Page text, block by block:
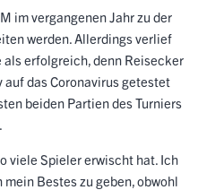
im vergangenen Jahr zu der
werden. Allerdings verlief
als erfolgreich, denn Reisecker
das Coronavirus getestet
beiden Partien des Turniers
viele Spieler erwischt hat. Ich
Bestes zu geben, obwohl